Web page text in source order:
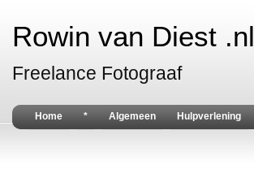
Rowin van Diest .nl
Freelance Fotograaf
Home * Algemeen Hulpverlening